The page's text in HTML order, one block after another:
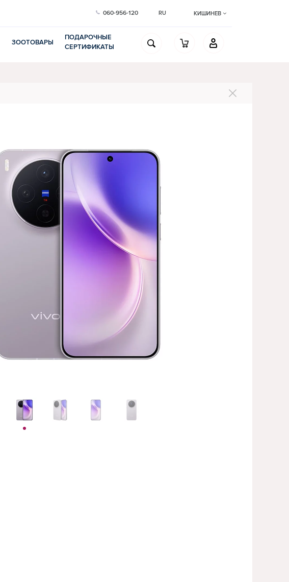
060-956-120 RU КИШИНЕВ
ЗООТОВАРЫ
ПОДАРОЧНЫЕ
СЕРТИФИКАТЫ